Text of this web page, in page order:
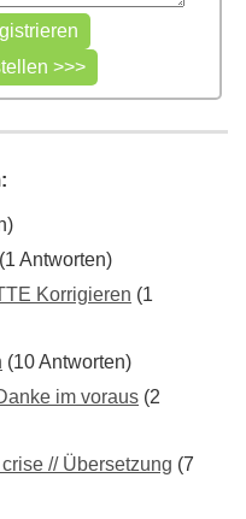
(1 Antworten)
Korrigieren (1
(10 Antworten)
im voraus (2
// Übersetzung (7